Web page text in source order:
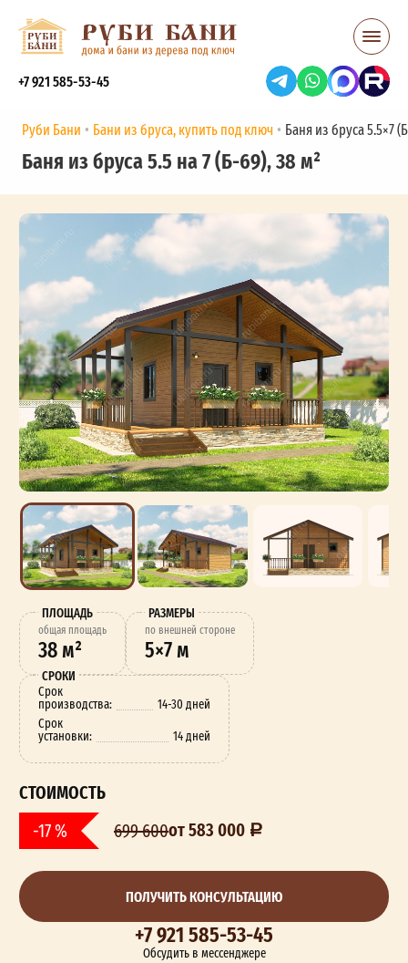
+7 921 585-53-45
Руби Бани Бани из бруса, купить под ключ Баня из бруса 5.5×7
Баня из бруса 5.5 на 7 (Б-69), 38 м²
ПЛОЩАДЬ
oбщая площадь
38 м²
РАЗМЕРЫ
по внешней стороне
5×7 м
СРОКИ
Срок
производства:
14-30 дней
Срок
установки: 14 дней
СТОИМОСТЬ
-17 % 699 600от 583 000
ПОЛУЧИТЬ КОНСУЛЬТАЦИЮ
+7 921 585-53-45
Обсудить в мессенджере